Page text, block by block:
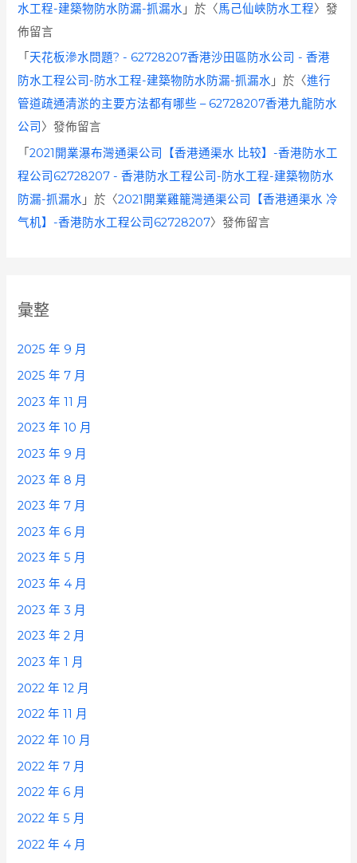
水工程-建築物防水防漏-抓漏水 」於〈馬己仙峽防水工程〉發
佈留言
「 天花板滲水問題? - 62728207香港沙田區防水公司 - 香港
防水工程公司-防水工程-建築物防水防漏-抓漏水 」於〈進行
管道疏通清淤的主要方法都有哪些 – 62728207香港九龍防水
公司 〉發佈留言
「2021開業瀑布灣通渠公司【香港通渠水 比较】-香港防水工
程公司62728207 - 香港防水工程公司-防水工程-建築物防水
防漏-抓漏水 」於〈2021開業雞籠灣通渠公司【香港通渠水 冷
气机】-香港防水工程公司62728207〉發佈留言
彙整
2025 年 9 月
2025 年 7 月
2023 年 11 月
2023 年 10 月
2023 年 9 月
2023 年 8 月
2023 年 7 月
2023 年 6 月
2023 年 5 月
2023 年 4 月
2023 年 3 月
2023 年 2 月
2023 年 1 月
2022 年 12 月
2022 年 11 月
2022 年 10 月
2022 年 7 月
2022 年 6 月
2022 年 5 月
2022 年 4 月